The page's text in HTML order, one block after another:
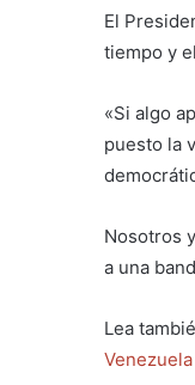
El
tiempo y
«Si algo
puesto la
Nosotros
a una
Lea
Venezuela